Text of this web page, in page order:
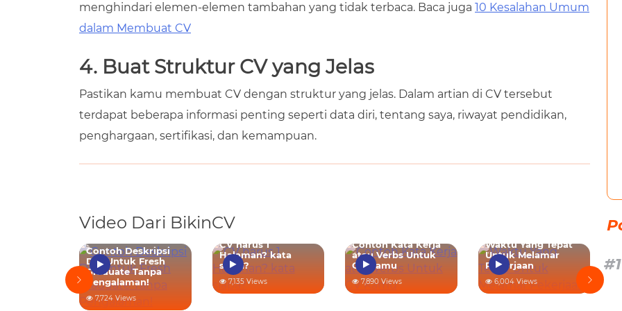
menghindari elemen-elemen tambahan yang tidak terbaca. Baca juga 10 Kesalahan Umum
dalam Membuat CV
4. Buat Struktur CV yang Jelas
Pastikan kamu membuat CV dengan struktur yang jelas. Dalam artian di CV tersebut
terdapat beberapa informasi penting seperti data diri, tentang saya, riwayat pendidikan,
penghargaan, sertifikasi, dan kemampuan.
Video Dari BikinCV
Contoh Deskripsi
Diri Untuk Fresh
Graduate Tanpa
Pengalaman!
7,724 Views
CV harus 1
Halaman? kata
siapa?
7,135 Views
Contoh Kata Kerja
atau Verbs Untuk
CV Kamu
7,890 Views
Waktu Yang Tepat
Untuk Melamar
Pekerjaan
6,004 Views